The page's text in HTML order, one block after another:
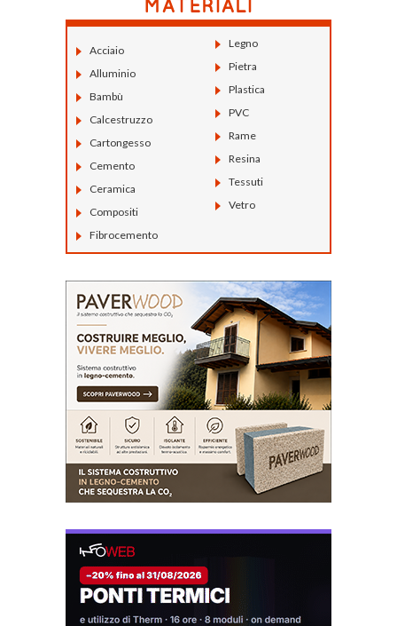
Acciaio
Alluminio
Bambù
Calcestruzzo
Cartongesso
Cemento
Ceramica
Compositi
Fibrocemento
Legno
Pietra
Plastica
PVC
Rame
Resina
Tessuti
Vetro